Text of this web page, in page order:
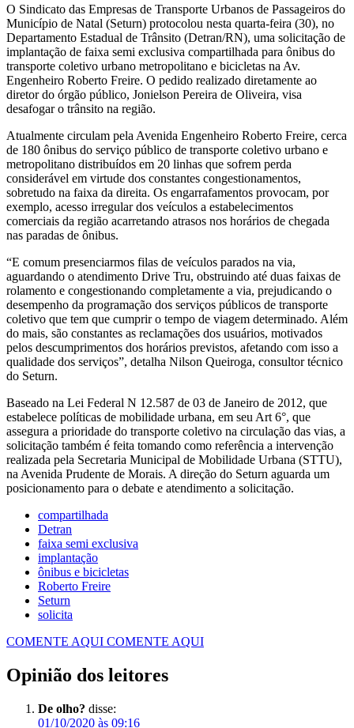
O Sindicato das Empresas de Transporte Urbanos de Passageiros do
Município de Natal (Seturn) protocolou nesta quarta-feira (30), no
Departamento Estadual de Trânsito (Detran/RN), uma solicitação de
implantação de faixa semi exclusiva compartilhada para ônibus do
transporte coletivo urbano metropolitano e bicicletas na Av.
Engenheiro Roberto Freire. O pedido realizado diretamente ao
diretor do órgão público, Jonielson Pereira de Oliveira, visa
desafogar o trânsito na região.
Atualmente circulam pela Avenida Engenheiro Roberto Freire, cerca
de 180 ônibus do serviço público de transporte coletivo urbano e
metropolitano distribuídos em 20 linhas que sofrem perda
considerável em virtude dos constantes congestionamentos,
sobretudo na faixa da direita. Os engarrafamentos provocam, por
exemplo, acesso irregular dos veículos a estabelecimentos
comerciais da região acarretando atrasos nos horários de chegada
nas paradas de ônibus.
“E comum presenciarmos filas de veículos parados na via,
aguardando o atendimento Drive Tru, obstruindo até duas faixas de
rolamento e congestionando completamente a via, prejudicando o
desempenho da programação dos serviços públicos de transporte
coletivo que tem que cumprir o tempo de viagem determinado. Além
do mais, são constantes as reclamações dos usuários, motivados
pelos descumprimentos dos horários previstos, afetando com isso a
qualidade dos serviços”, detalha Nilson Queiroga, consultor técnico
do Seturn.
Baseado na Lei Federal N 12.587 de 03 de Janeiro de 2012, que
estabelece políticas de mobilidade urbana, em seu Art 6°, que
assegura a prioridade do transporte coletivo na circulação das vias, a
solicitação também é feita tomando como referência a intervenção
realizada pela Secretaria Municipal de Mobilidade Urbana (STTU),
na Avenida Prudente de Morais. A direção do Seturn aguarda um
posicionamento para o debate e atendimento a solicitação.
compartilhada
Detran
faixa semi exclusiva
implantação
ônibus e bicicletas
Roberto Freire
Seturn
solicita
COMENTE AQUI COMENTE AQUI
Opinião dos leitores
De olho? disse:
01/10/2020 às 09:16